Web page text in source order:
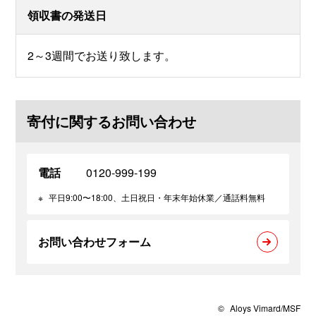
領収書の発送日
2～3週間でお送り致します。
寄付に関するお問い合わせ
電話 0120-999-199
※ 平日9:00〜18:00、土日祝日・年末年始休業／通話料無料
お問い合わせフォーム
© Aloys Vimard/MSF